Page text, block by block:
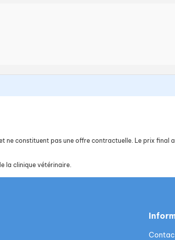
constituent pas une offre contractuelle. Le prix
la clinique vétérinaire.